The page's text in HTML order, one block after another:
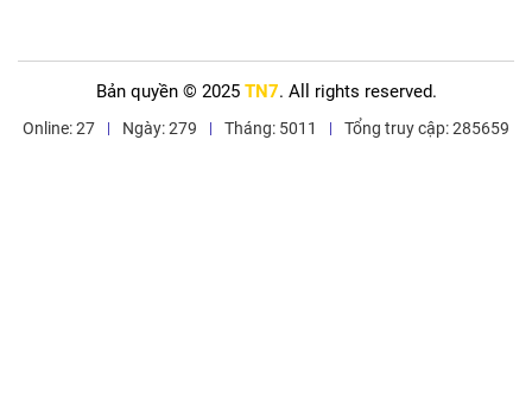
Bản quyền © 2025 TN7. All rights reserved.
Online: 27 Ngày: 279 Tháng: 5011 Tổng truy cập: 285659